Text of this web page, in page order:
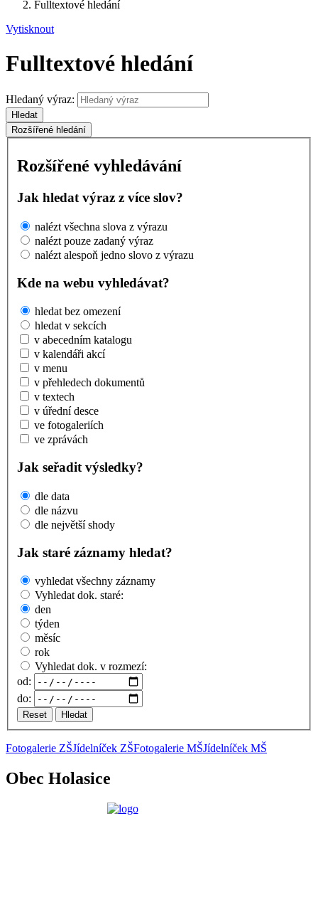
Fulltextové hledání
Vytisknout
Fulltextové hledání
Hledaný výraz:
Hledat
Rozšířené hledání
Rozšířené vyhledávání
Jak hledat výraz z více slov?
nalézt všechna slova z výrazu
nalézt pouze zadaný výraz
nalézt alespoň jedno slovo z výrazu
Kde na webu vyhledávat?
hledat bez omezení
hledat v sekcích
v abecedním katalogu
v kalendáři akcí
v menu
v přehledech dokumentů
v textech
v úřední desce
ve fotogaleriích
ve zprávách
Jak seřadit výsledky?
dle data
dle názvu
dle největší shody
Jak staré záznamy hledat?
vyhledat všechny záznamy
Vyhledat dok. staré:
den
týden
měsíc
rok
Vyhledat dok. v rozmezí:
od:
do:
Reset Hledat
Fotogalerie ZŠJídelníček ZŠFotogalerie MŠJídelníček MŠ
Obec Holasice